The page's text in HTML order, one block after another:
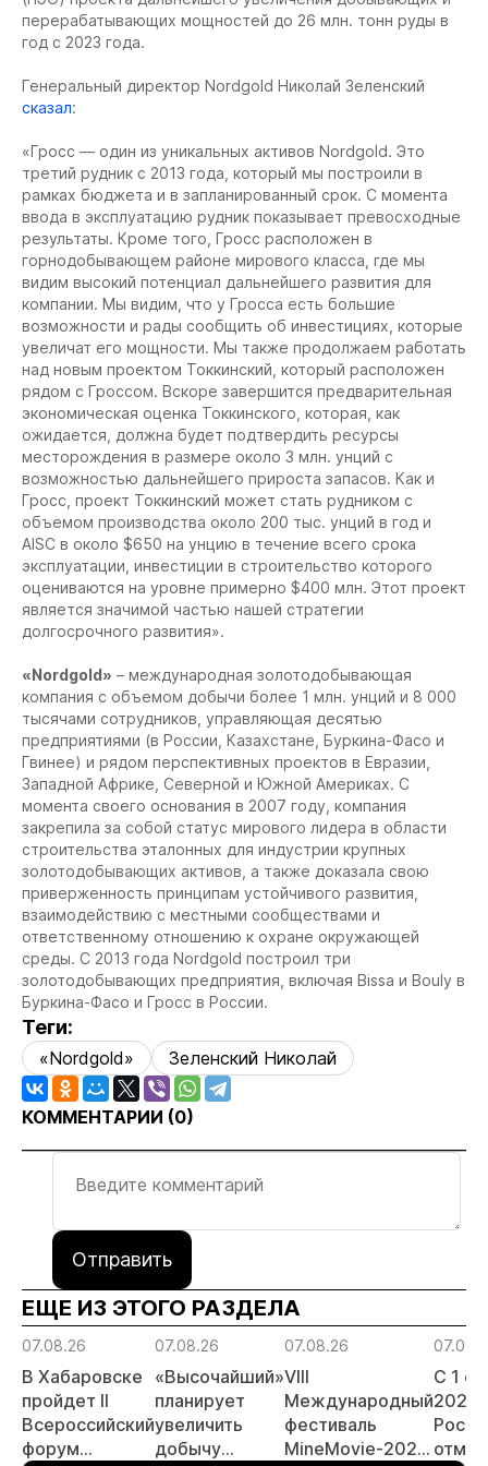
перерабатывающих мощностей до 26 млн. тонн руды в
год с 2023 года.
Генеральный директор Nordgold Николай Зеленский
сказал:
«Гросс — один из уникальных активов Nordgold. Это
третий рудник с 2013 года, который мы построили в
рамках бюджета и в запланированный срок. С момента
ввода в эксплуатацию рудник показывает превосходные
результаты. Кроме того, Гросс расположен в
горнодобывающем районе мирового класса, где мы
видим высокий потенциал дальнейшего развития для
компании. Мы видим, что у Гросса есть большие
возможности и рады сообщить об инвестициях, которые
увеличат его мощности. Мы также продолжаем работать
над новым проектом Токкинский, который расположен
рядом с Гроссом. Вскоре завершится предварительная
экономическая оценка Токкинского, которая, как
ожидается, должна будет подтвердить ресурсы
месторождения в размере около 3 млн. унций с
возможностью дальнейшего прироста запасов. Как и
Гросс, проект Токкинский может стать рудником с
объемом производства около 200 тыс. унций в год и
AISC в около $650 на унцию в течение всего срока
эксплуатации, инвестиции в строительство которого
оцениваются на уровне примерно $400 млн. Этот проект
является значимой частью нашей стратегии
долгосрочного развития».
«Nordgold» – международная золотодобывающая
компания с объемом добычи более 1 млн. унций и 8 000
тысячами сотрудников, управляющая десятью
предприятиями (в России, Казахстане, Буркина-Фасо и
Гвинее) и рядом перспективных проектов в Евразии,
Западной Африке, Северной и Южной Америках. С
момента своего основания в 2007 году, компания
закрепила за собой статус мирового лидера в области
строительства эталонных для индустрии крупных
золотодобывающих активов, а также доказала свою
приверженность принципам устойчивого развития,
взаимодействию с местными сообществами и
ответственному отношению к охране окружающей
среды. С 2013 года Nordgold построил три
золотодобывающих предприятия, включая Bissa и Bouly в
Буркина-Фасо и Гросс в России.
Теги:
«Nordgold» Зеленский Николай
КОММЕНТАРИИ (0)
Отправить
ЕЩЕ ИЗ ЭТОГО РАЗДЕЛА
07.08.26
В Хабаровске
пройдет II
Всероссийский
форум
07.08.26
«Высочайший»
планирует
увеличить
добычу
07.08.26
VIII
Международный
фестиваль
MineMovie-2026
С 1
2026